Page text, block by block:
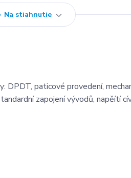
Na stiahnutie
DPDT, paticové provedení,
zapojení vývodů, napěítí